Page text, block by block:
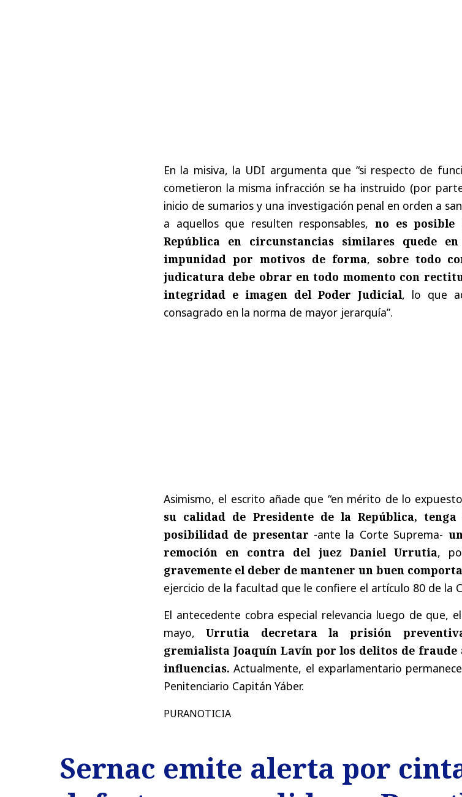
En la misiva, la UDI argumenta que “si respecto de
cometieron la misma infracción se ha instruido (por
inicio de sumarios y una investigación penal en orden a
a aquellos que resulten responsables, no es
República en circunstancias similares quede
impunidad por motivos de forma, sobre todo
judicatura debe obrar en todo momento con
integridad e imagen del Poder Judicial, lo que
consagrado en la norma de mayor jerarquía”.
Asimismo, el escrito añade que “en mérito de lo
su calidad de Presidente de la República,
posibilidad de presentar -ante la Corte Suprema-
remoción en contra del juez Daniel Urrutia,
gravemente el deber de mantener un buen
ejercicio de la facultad que le confiere el artículo 80 de la
El antecedente cobra especial relevancia luego de que,
mayo,Urrutia decretara la prisión
gremialista Joaquín Lavín por los delitos de
influencias. Actualmente, el exparlamentario
Penitenciario Capitán Yáber.
PURANOTICIA
Sernac emite alerta por